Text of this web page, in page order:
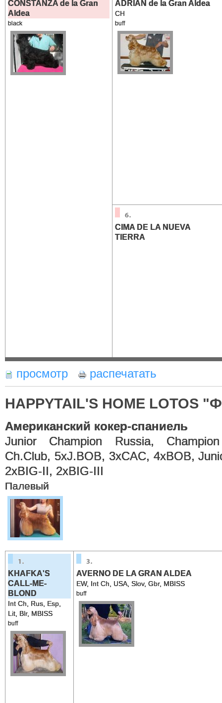
CONSTANZA de la Gran
Aldea
black
ADRIAN de la Gran Aldea
CH
buff
CIMA DE LA NUEVA
TIERRA
просмотр распечатать
HAPPYTAIL'S HOME LOTOS
Американский кокер-спаниель
Junior Champion Russia,
Ch.Club, 5xJ.BOB, 3xCAC, 4xBOB,
2xBIG-II, 2xBIG-III
Палевый
KHAFKA'S
CALL-ME-
BLOND
Int Ch, Rus, Esp,
Lit, Blr, MBISS
buff
AVERNO DE LA GRAN ALDEA
EW, Int Ch, USA, Slov, Gbr, MBISS
buff